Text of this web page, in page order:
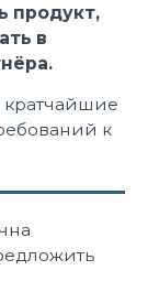
продукт,
в
к